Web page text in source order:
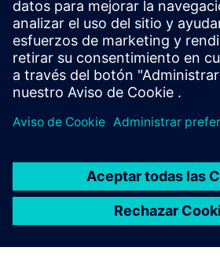
Requisitos previos
ninguno